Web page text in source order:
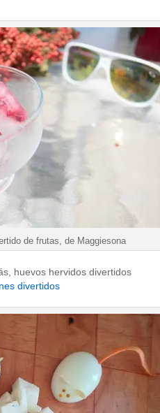
de frutas, de Maggiesona
huevos hervidos divertidos
divertidos